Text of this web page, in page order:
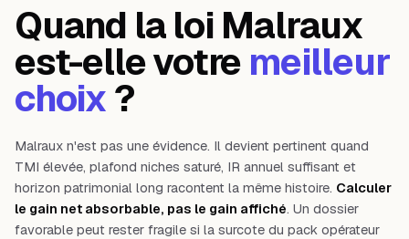
Quand la loi Malraux
est-elle votre meilleur
choix?
Malraux n'est pas une évidence. Il devient pertinent quand
TMI élevée, plafond niches saturé, IR annuel suffisant et
horizon patrimonial long racontent la même histoire. Calculer
le gain net absorbable, pas le gain affiché. Un dossier
favorable peut rester fragile si la surcote du pack opérateur